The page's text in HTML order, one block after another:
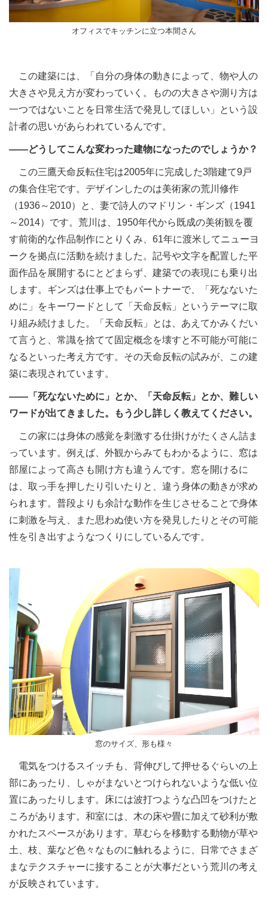
オフィスでキッチンに立つ本間さん
この建築には、「自分の身体の動きによって、物や人の
大きさや見え方が変わっていく。ものの大きさや測り方は
一つではないことを日常生活で発見してほしい」という設
計者の思いがあらわれているんです。
――どうしてこんな変わった建物になったのでしょうか？
この三鷹天命反転住宅は2005年に完成した3階建て9戸
の集合住宅です。デザインしたのは美術家の荒川修作
（1936～2010）と、妻で詩人のマドリン・ギンズ（1941
～2014）です。荒川は、1950年代から既成の美術観を覆
す前衛的な作品制作にとりくみ、61年に渡米してニューヨ
ークを拠点に活動を続けました。記号や文字を配置した平
面作品を展開するにとどまらず、建築での表現にも乗り出
します。ギンズは仕事上でもパートナーで、「死なないた
めに」をキーワードとして「天命反転」というテーマに取
り組み続けました。「天命反転」とは、あえてかみくだい
て言うと、常識を捨てて固定概念を壊すと不可能が可能に
なるといった考え方です。その天命反転の試みが、この建
築に表現されています。
――「死なないために」とか、「天命反転」とか、難しい
ワードが出てきました。もう少し詳しく教えてください。
この家には身体の感覚を刺激する仕掛けがたくさん詰ま
っています。例えば、外観からみてもわかるように、窓は
部屋によって高さも開け方も違うんです。窓を開けるに
は、取っ手を押したり引いたりと、違う身体の動きが求め
られます。普段よりも余計な動作を生じさせることで身体
に刺激を与え、また思わぬ使い方を発見したりとその可能
性を引き出すようなつくりにしているんです。
窓のサイズ、形も様々
電気をつけるスイッチも、背伸びして押せるぐらいの上
部にあったり、しゃがまないとつけられないような低い位
置にあったりします。床には波打つような凸凹をつけたと
ころがあります。和室には、木の床や畳に加えて砂利が敷
かれたスペースがあります。草むらを移動する動物が草や
土、枝、葉など色々なものに触れるように、日常でさまざ
まなテクスチャーに接することが大事だという荒川の考え
が反映されています。